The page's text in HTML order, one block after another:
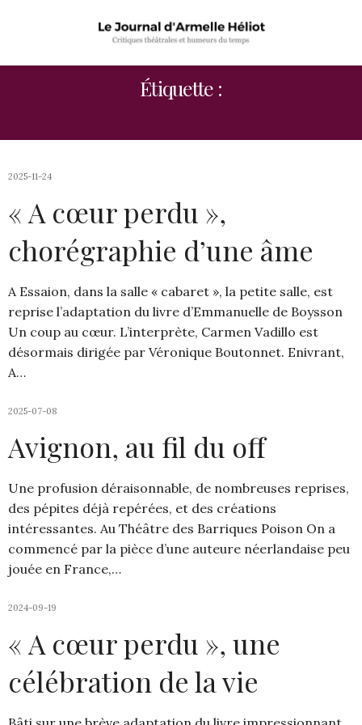
Étiquette :
2025-11-24
« A cœur perdu »,
chorégraphie d’une âme
A Essaion, dans la salle « cabaret », la petite salle, est
reprise l’adaptation du livre d’Emmanuelle de Boysson
Un coup au cœur. L’interprète, Carmen Vadillo est
désormais dirigée par Véronique Boutonnet. Enivrant,
A…
2025-07-08
Avignon, au fil du off
Une profusion déraisonnable, de nombreuses reprises,
des pépites déjà repérées, et des créations
intéressantes. Au Théâtre des Barriques Poison On a
commencé par la pièce d’une auteure néerlandaise peu
jouée en France,…
2024-09-19
« A cœur perdu », une
célébration de la vie